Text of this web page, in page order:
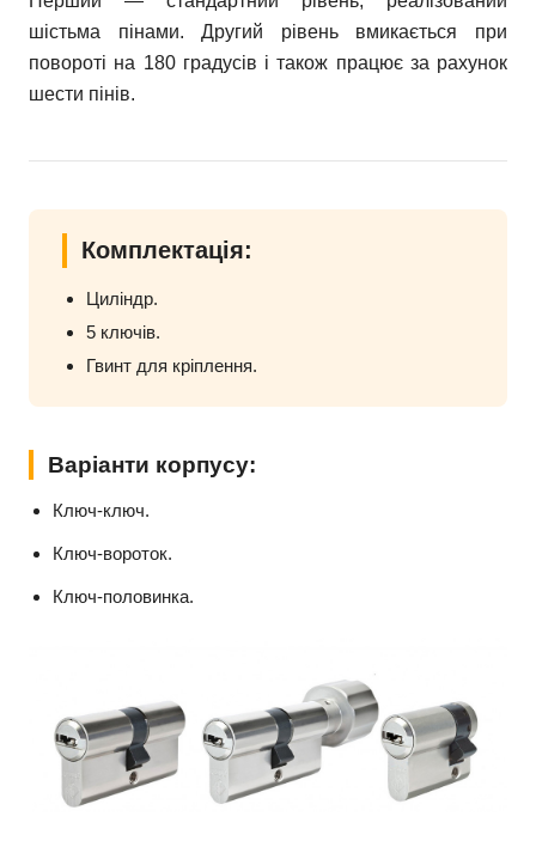
шістьма пінами. Другий рівень вмикається при
повороті на 180 градусів і також працює за рахунок
шести пінів.
Комплектація:
Циліндр.
5 ключів.
Гвинт для кріплення.
Варіанти корпусу:
Ключ-ключ.
Ключ-вороток.
Ключ-половинка.